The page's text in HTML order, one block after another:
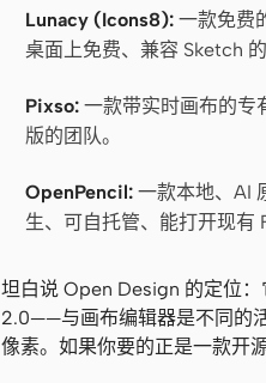
Lunacy (Icons8): 一款免费
桌面上免费、兼容 Sketch 的
Pixso: 一款带实时画布的专
版的团队。
OpenPencil: 一款本地、AI
生、可自托管、能打开现有
坦白说 Open Design 的定位
2.0——与画布编辑器是不同的
像素。如果你要的正是一款开